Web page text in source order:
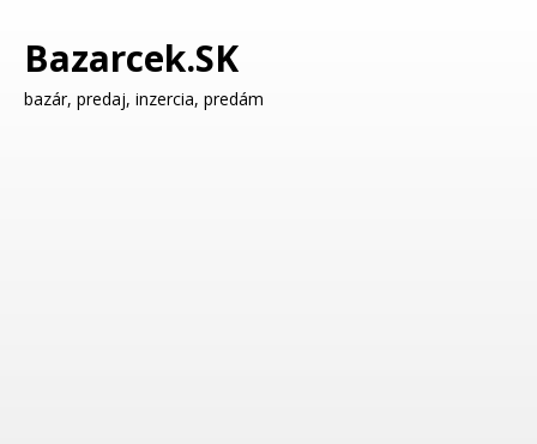
Bazarcek.SK
bazár, predaj, inzercia, predám